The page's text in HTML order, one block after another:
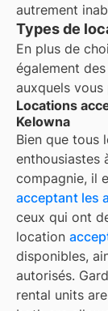
autrement
Types de
En plus de
également
auxquels vous
Locations
Kelowna
Bien que tous
enthousiastes
compagnie, il
acceptant les
ceux qui ont
location
disponibles,
autorisés.
rental units